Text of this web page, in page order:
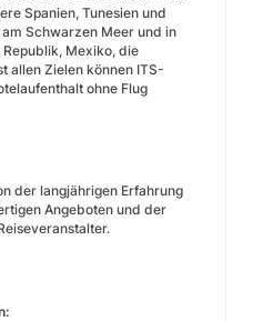
Spanien, Tunesien und
Schwarzen Meer und in
Mexiko, die
allen Zielen können ITS-
ohne Flug
der langjährigen Erfahrung
Angeboten und der